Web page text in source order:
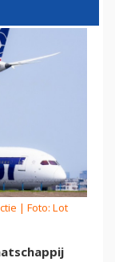
| Foto: Lot